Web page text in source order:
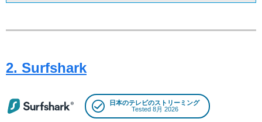
2. Surfshark
日本のテレビのストリーミング
Tested 8月 2026